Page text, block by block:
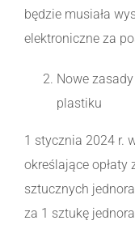
będzie musiała
elektroniczne za
Nowe
plastiku
1 stycznia 2024 r.
określające
sztucznych
za 1 sztukę